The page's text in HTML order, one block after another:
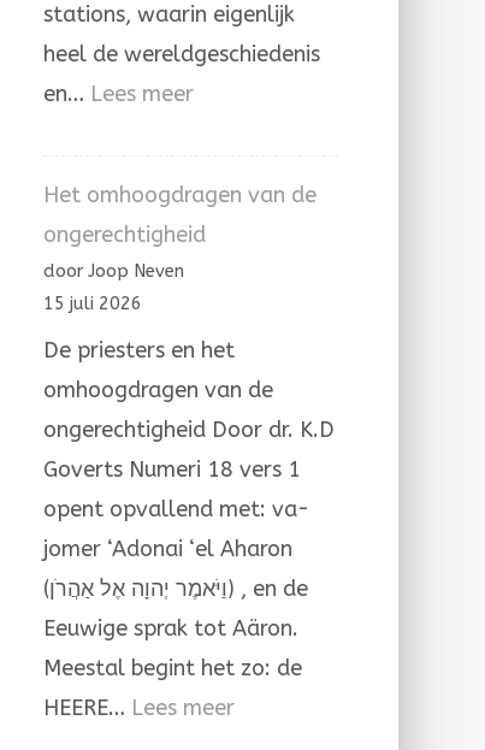
stations, waarin eigenlijk
heel de wereldgeschiedenis
en… Lees meer:
hand
Het omhoogdragen van de
ongerechtigheid
door Joop Neven
15 juli 2026
De priesters en het
omhoogdragen van de
ongerechtigheid Door dr. K.D
Goverts Numeri 18 vers 1
opent opvallend met: va-
jomer ‘Adonai ‘el Aharon
(וַיֹּאמֶר יְהוָה אֶל אַהֲרֹן) , en de
Eeuwige sprak tot Aäron.
Meestal begint het zo: de
HEERE… Lees meer: